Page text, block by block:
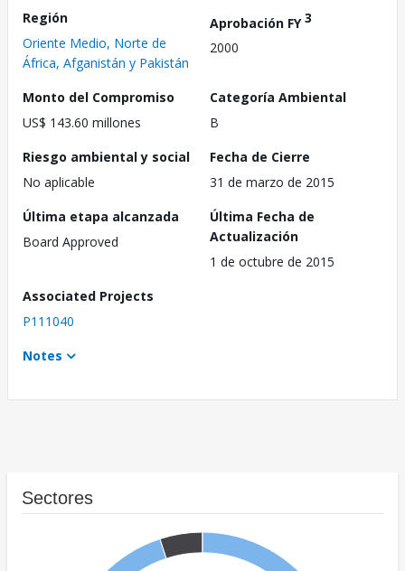
Región
Oriente Medio, Norte de
África, Afganistán y Pakistán
Aprobación FY3
2000
Monto del Compromiso
US$ 143.60 millones
Categoría Ambiental
B
Riesgo ambiental y social
No aplicable
Fecha de Cierre
31 de marzo de 2015
Última etapa alcanzada
Board Approved
Última Fecha de
Actualización
1 de octubre de 2015
Associated Projects
P111040
Notes
Sectores